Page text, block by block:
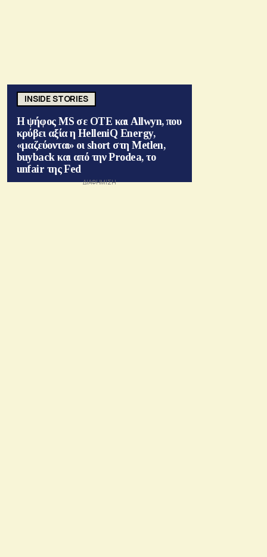
INSIDE STORIES
Η ψήφος MS σε ΟΤΕ και Allwyn, που
κρύβει αξία η HelleniQ Energy,
«μαζεύονται» οι short στη Metlen,
buyback και από την Prodea, το
unfair της Fed